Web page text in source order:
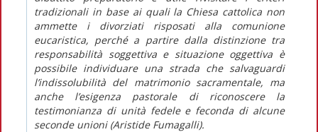
tradizionali in base ai quali la Chiesa cattolica non
ammette i divorziati risposati alla comunione
eucaristica, perché a partire dalla distinzione tra
responsabilità soggettiva e situazione oggettiva è
possibile individuare una strada che salvaguardi
l’indissolubilità del matrimonio sacramentale, ma
anche l’esigenza pastorale di riconoscere la
testimonianza di unità fedele e feconda di alcune
seconde unioni (Aristide Fumagalli).